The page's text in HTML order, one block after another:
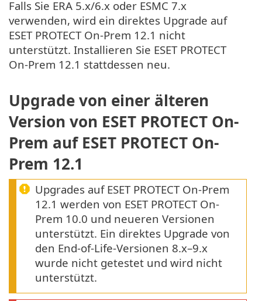
Falls Sie ERA 5.x/6.x oder ESMC 7.x
verwenden, wird ein direktes Upgrade auf
ESET PROTECT On-Prem 12.1 nicht
unterstützt. Installieren Sie ESET PROTECT
On-Prem 12.1 stattdessen neu.
Upgrade von einer älteren
Version von ESET PROTECT On-
Prem auf ESET PROTECT On-
Prem 12.1
Upgrades auf ESET PROTECT On-Prem
12.1 werden von ESET PROTECT On-
Prem 10.0 und neueren Versionen
unterstützt. Ein direktes Upgrade von
den End-of-Life-Versionen 8.x–9.x
wurde nicht getestet und wird nicht
unterstützt.